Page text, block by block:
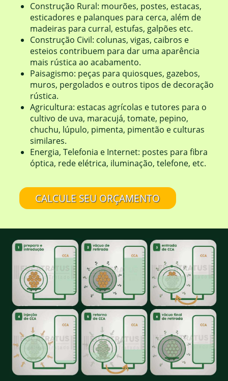
Construção Rural: mourões, postes, estacas,
esticadores e palanques para cerca, além de
madeiras para curral, estufas, galpões etc.
Construção Civil: colunas, vigas, caibros e
esteios contribuem para dar uma aparência
mais rústica ao acabamento.
Paisagismo: peças para quiosques, gazebos,
muros, pergolados e outros tipos de decoração
rústica.
Agricultura: estacas agrícolas e tutores para o
cultivo de uva, maracujá, tomate, pepino,
chuchu, lúpulo, pimenta, pimentão e culturas
similares.
Energia, Telefonia e Internet: postes para fibra
óptica, rede elétrica, iluminação, telefone, etc.
CALCULE SEU ORÇAMENTO